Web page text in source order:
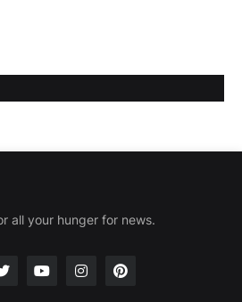
all your hunger for news.